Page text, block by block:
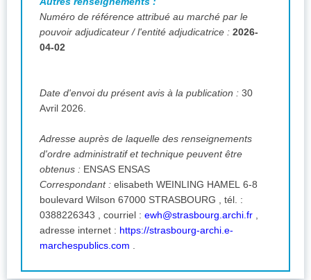
Numéro de référence attribué au marché par le
pouvoir adjudicateur / l'entité adjudicatrice : 2026-
04-02
Date d'envoi du présent avis à la publication : 30
Avril 2026.
Adresse auprès de laquelle des renseignements
d'ordre administratif et technique peuvent être
obtenus : ENSAS ENSAS
Correspondant : elisabeth WEINLING HAMEL 6-8
boulevard Wilson 67000 STRASBOURG , tél. :
0388226343 , courriel : ewh@strasbourg.archi.fr
adresse internet : https://strasbourg-archi.e-
marchespublics.com